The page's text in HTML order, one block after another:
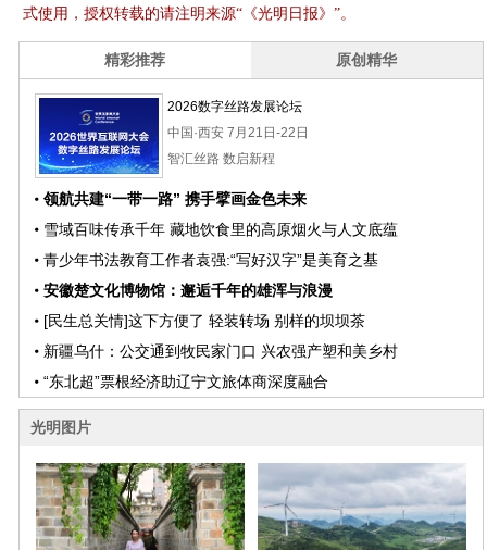
式使用，授权转载的请注明来源“《光明日报》”。